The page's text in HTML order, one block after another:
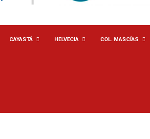
CAYASTÁ HELVECIA COL. MASCÍAS